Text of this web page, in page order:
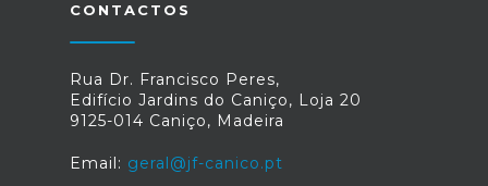
CONTACTOS
Rua Dr. Francisco Peres,
Edifício Jardins do Caniço, Loja 20
9125-014 Caniço, Madeira
Email: geral@jf-canico.pt